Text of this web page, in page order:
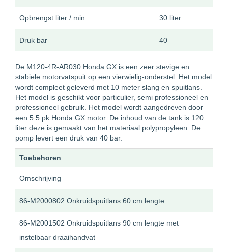
Opbrengst liter / min 30 liter
Druk bar 40
De M120-4R-AR030 Honda GX is een zeer stevige en
stabiele motorvatspuit op een vierwielig-onderstel. Het model
wordt compleet geleverd met 10 meter slang en spuitlans.
Het model is geschikt voor particulier, semi professioneel en
professioneel gebruik. Het model wordt aangedreven door
een 5.5 pk Honda GX motor. De inhoud van de tank is 120
liter deze is gemaakt van het materiaal polypropyleen. De
pomp levert een druk van 40 bar.
Toebehoren
Omschrijving
86-M2000802 Onkruidspuitlans 60 cm lengte
86-M2001502 Onkruidspuitlans 90 cm lengte met
instelbaar draaihandvat